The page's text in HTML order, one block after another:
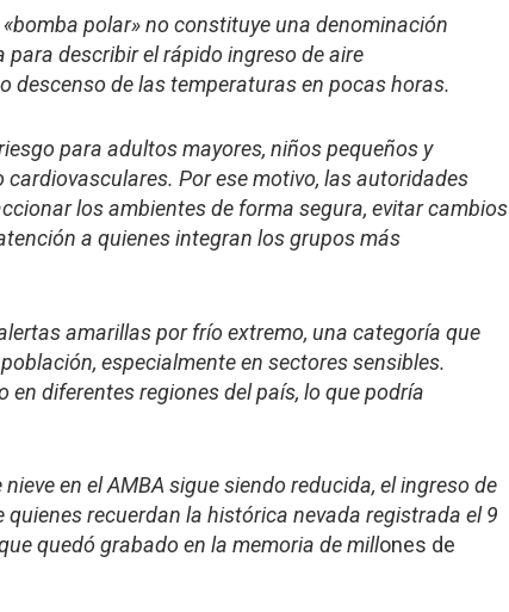
polar» no constituye una denominación
describir el rápido ingreso de aire
descenso de las temperaturas en pocas horas.
para adultos mayores, niños pequeños y
Por ese motivo, las autoridades
los ambientes de forma segura, evitar cambios
a quienes integran los grupos más
amarillas por frío extremo, una categoría que
especialmente en sectores sensibles.
en diferentes regiones del país, lo que podría
en el AMBA sigue siendo reducida, el ingreso de
recuerdan la histórica nevada registrada el 9
quedó grabado en la memoria de millones de